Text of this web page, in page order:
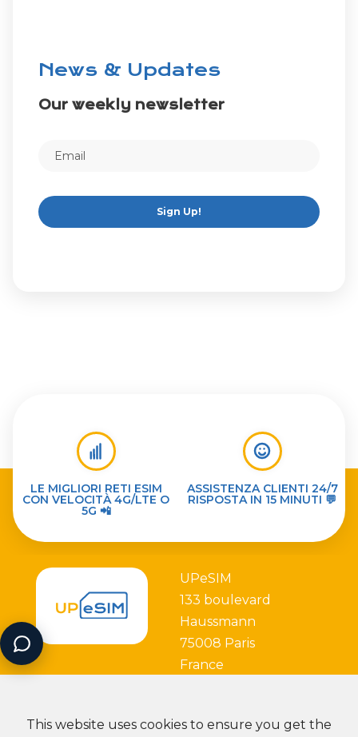
News & Updates
Our weekly newsletter
Sign Up!
This website uses cookies to ensure you get the
LE MIGLIORI RETI ESIM
CON VELOCITÀ 4G/LTE O
5G 📲
ASSISTENZA CLIENTI 24/7
RISPOSTA IN 15 MINUTI 💬
UPeSIM
133 boulevard
Haussmann
75008 Paris
France